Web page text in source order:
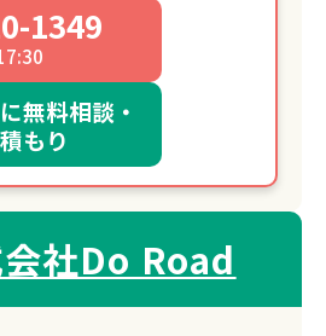
1349
無料相談・
もり
社Do Road